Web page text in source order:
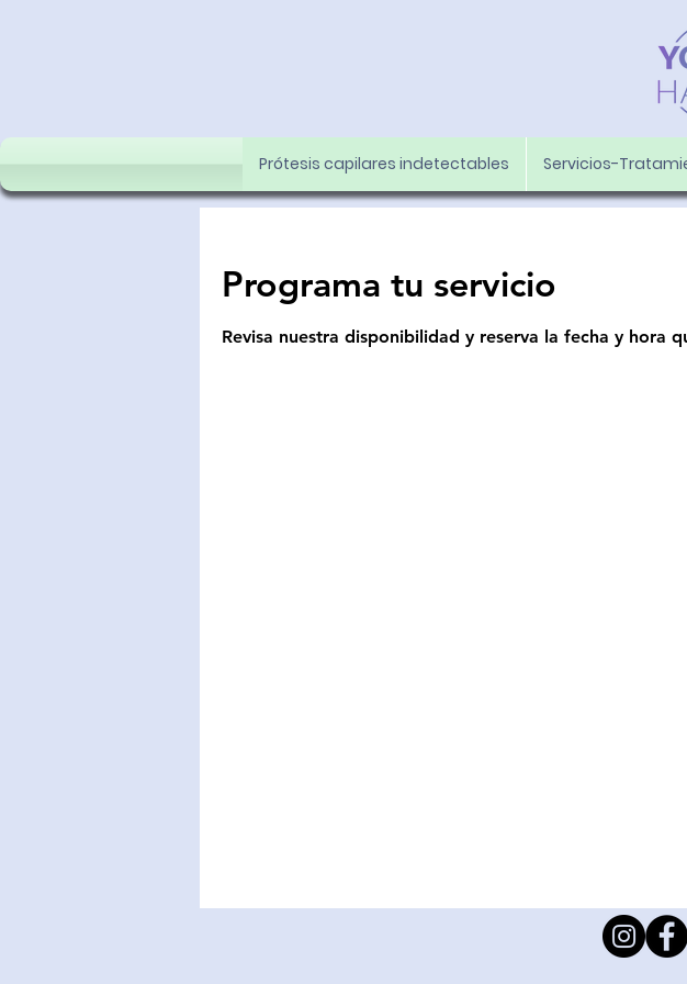
Prótesis capilares indetectables Servicios-
Programa tu servicio
Revisa nuestra disponibilidad y reserva la fecha y hora